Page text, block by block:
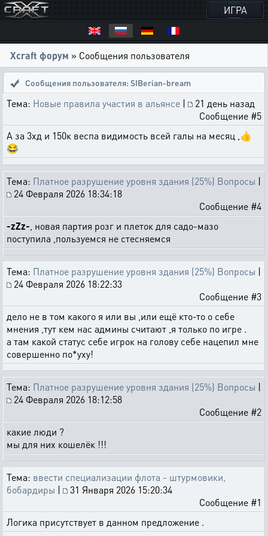
ИГРА
Xcraft форум » Сообщения пользователя
Сообщения пользователя: SIBerian-bream
Тема: Новые правила участия в альянсе |
21 день назад
Сообщение #5
А за 3хд и 150к веспа видимость всей галы на месяц ,👍
😂
Тема: Платное разрушение уровня здания (25%) Вопросы |
24 Февраля 2026 18:34:18
Сообщение #4
-zZz- , новая партия розг и плеток для садо-мазо
поступила ,пользуемся не стесняемся
Тема: Платное разрушение уровня здания (25%) Вопросы |
24 Февраля 2026 18:22:33
Сообщение #3
дело не в том какого я или вы ,или ещё кто-то о себе
мнения ,тут кем нас админы считают ,я только по игре .
а там какой статус себе игрок на голову себе нацепил мне
совершенно по*уху!
Тема: Платное разрушение уровня здания (25%) Вопросы |
24 Февраля 2026 18:12:58
Сообщение #2
какие люди ?
мы для них кошелёк !!!
Тема: ввести специализации флота - штурмовики,
бобардиры |
31 Января 2026 15:20:34
Сообщение #1
Логика присутствует в данном предложение .